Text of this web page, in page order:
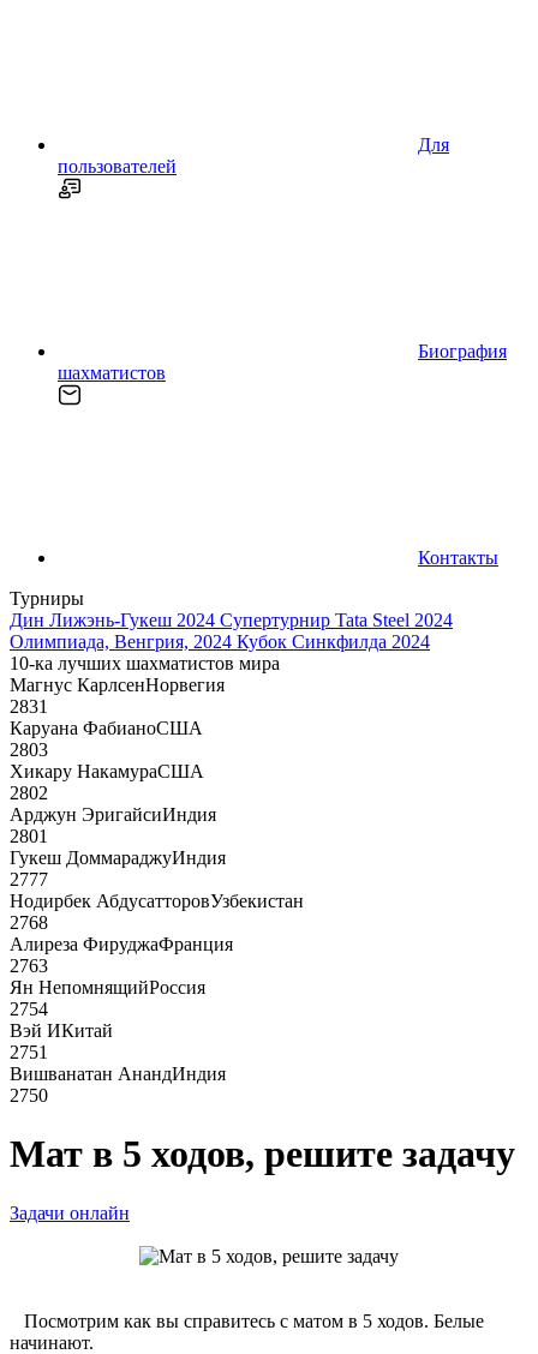
Для
пользователей
Биография
шахматистов
Контакты
Турниры
Дин Лижэнь-Гукеш 2024 Супертурнир Tata Steel 2024
Олимпиада, Венгрия, 2024 Кубок Синкфилда 2024
10-ка лучших шахматистов мира
Магнус КарлсенНорвегия
2831
Каруана ФабианоСША
2803
Хикару НакамураСША
2802
Арджун ЭригайсиИндия
2801
Гукеш ДоммараджуИндия
2777
Нодирбек АбдусатторовУзбекистан
2768
Алиреза ФируджаФранция
2763
Ян НепомнящийРоссия
2754
Вэй ИКитай
2751
Вишванатан АнандИндия
2750
Мат в 5 ходов, решите задачу
Задачи онлайн
Посмотрим как вы справитесь с матом в 5 ходов. Белые
начинают.